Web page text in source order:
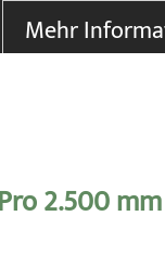
Mehr
2.500 mm